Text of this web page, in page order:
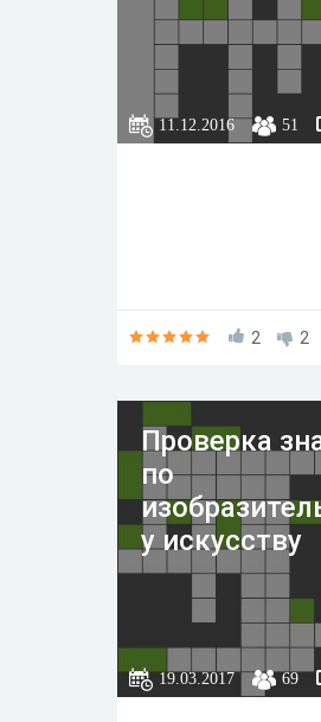
11.12.2016 51
2 2
Проверка
по
у искусству
19.03.2017 69